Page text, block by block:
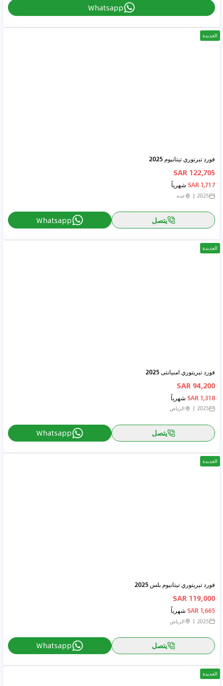
Whatsapp
الجديدة
فورد تيرتوري تيتانيوم 2025
122,705 SAR
1,717 SAR شهرياً
2025 جدة
يتصل Whatsapp
الجديدة
فورد تيريتوري امبيانتى 2025
94,200 SAR
1,318 SAR شهرياً
2025 الرياض
يتصل Whatsapp
الجديدة
فورد تيريتوري تيتانيوم بلس 2025
119,000 SAR
1,665 SAR شهرياً
2025 الرياض
يتصل Whatsapp
الجديدة